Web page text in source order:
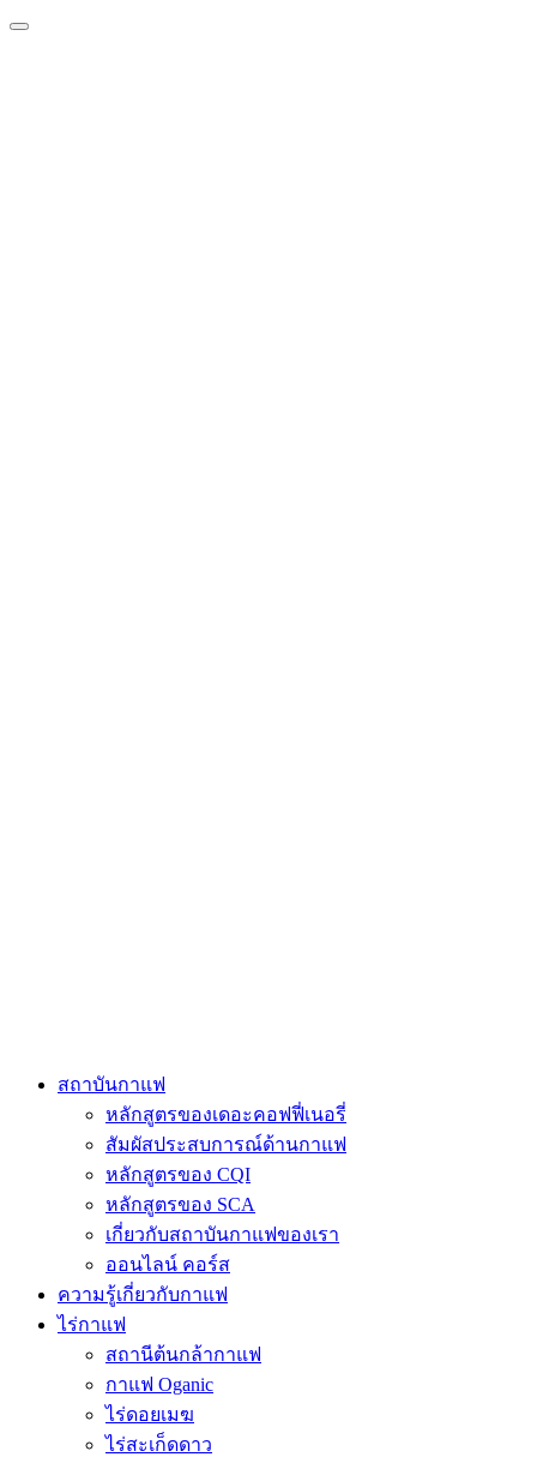
สถาบันกาแฟ
หลักสูตรของเดอะคอฟฟี่เนอรี่
สัมผัสประสบการณ์ด้านกาแฟ
หลักสูตรของ CQI
หลักสูตรของ SCA
เกี่ยวกับสถาบันกาแฟของเรา
ออนไลน์ คอร์ส
ความรู้เกี่ยวกับกาแฟ
ไร่กาแฟ
สถานีต้นกล้ากาแฟ
กาแฟ Oganic
ไร่ดอยเมฆ
ไร่สะเก็ดดาว